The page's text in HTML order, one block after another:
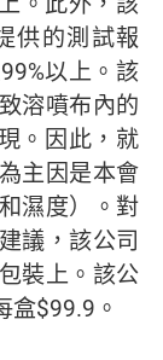
供的測試報
以上。該
溶噴布內的
。因此，就
主因是本會
濕度）。對
議，該公司
裝上。該公
盒$99.9。